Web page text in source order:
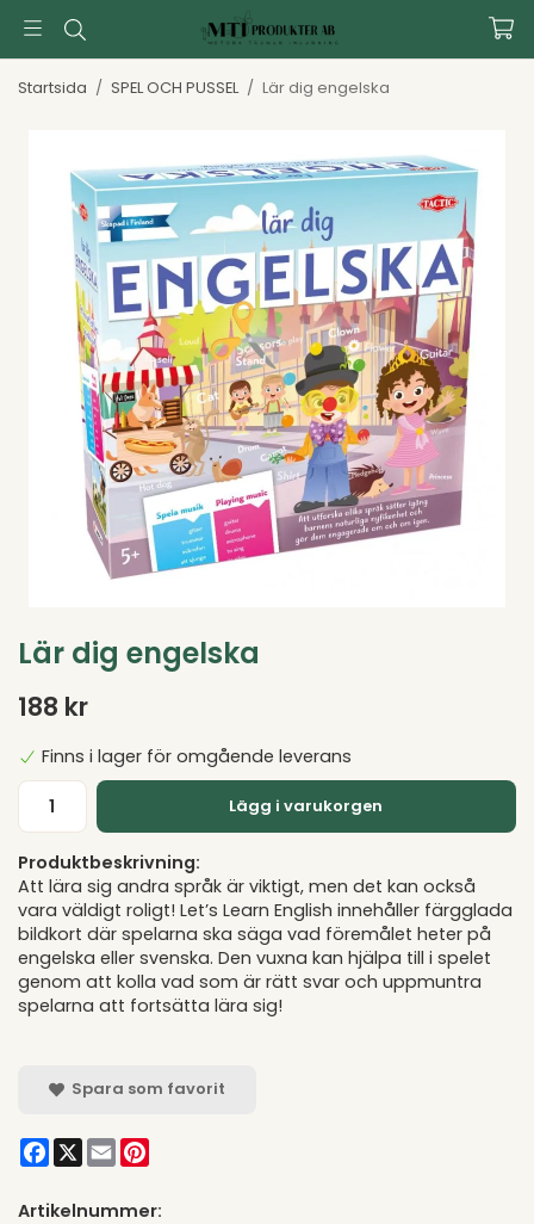
Startsida / SPEL OCH PUSSEL / Lär dig engelska
Lär dig engelska
188 kr
Finns i lager för omgående leverans
Lägg i varukorgen
Produktbeskrivning:
Att lära sig andra språk är viktigt, men det kan också
vara väldigt roligt! Let’s Learn English innehåller färgglada
bildkort där spelarna ska säga vad föremålet heter på
engelska eller svenska. Den vuxna kan hjälpa till i spelet
genom att kolla vad som är rätt svar och uppmuntra
spelarna att fortsätta lära sig!
Spara som favorit
Facebook
X Email
Artikelnummer: